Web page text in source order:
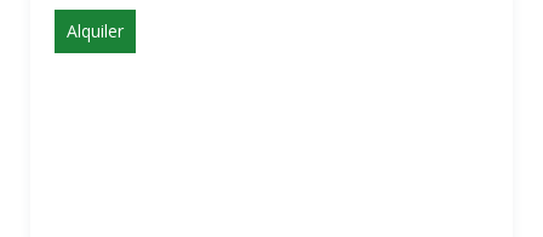
Alquiler